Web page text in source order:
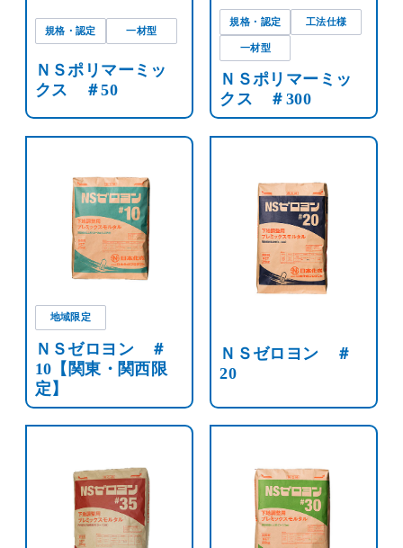
規格・認定 一材型
ＮＳポリマーミッ
クス ＃50
規格・認定 工法仕様
一材型
ＮＳポリマーミッ
クス ＃300
地域限定
ＮＳゼロヨン ＃
10【関東・関西限
定】
ＮＳゼロヨン ＃
20